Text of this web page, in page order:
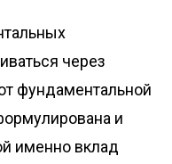
через
фундаментальной
и
именно вклад